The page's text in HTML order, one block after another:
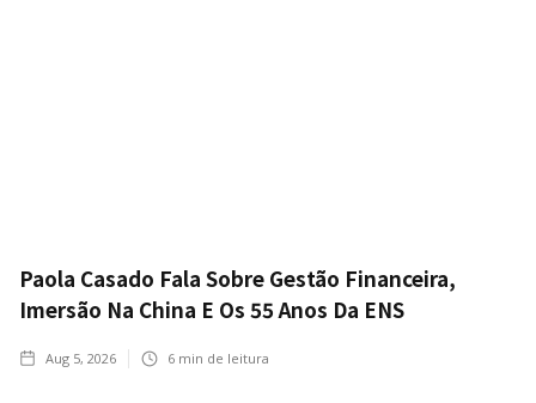
Paola Casado Fala Sobre Gestão Financeira,
Imersão Na China E Os 55 Anos Da ENS
Aug 5, 2026 6 min de leitura